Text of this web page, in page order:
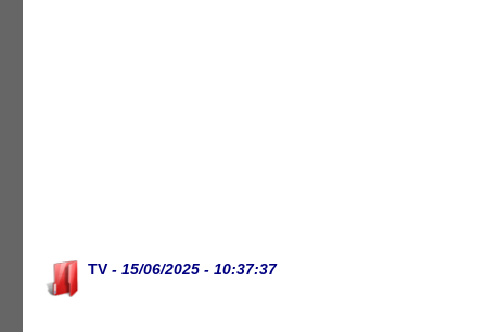
TV - 15/06/2025 - 10:37:37